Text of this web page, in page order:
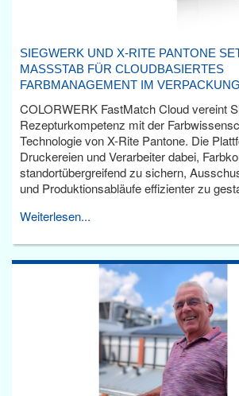
SIEGWERK UND X-RITE PANTONE
MASSSTAB FÜR CLOUDBASIERTES F
ARBMANAGEMENT IM
COLORWERK FastMatch Cloud vereint
Rezepturkompetenz mit der
Technologie von X-Rite Pantone. Die
Druckereien und Verarbeiter dabei,
standortübergreifend zu sichern,
und Produktionsabläufe effizienter zu
Weiterlesen...